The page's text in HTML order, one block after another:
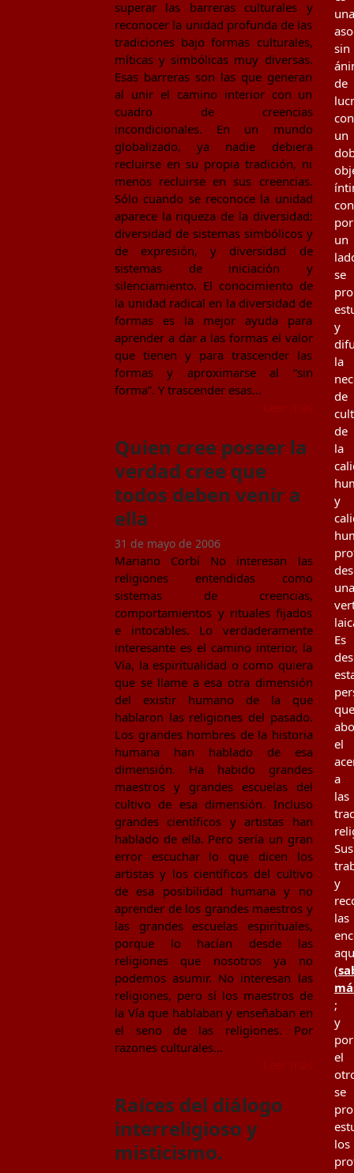
superar las barreras culturales y
reconocer la unidad profunda de las
tradiciones bajo formas culturales,
míticas y simbólicas muy diversas.
Esas barreras son las que generan
al unir el camino interior con un
cuadro de creencias
incondicionales. En un mundo
globalizado, ya nadie debiera
recluirse en su propia tradición, ni
menos recluirse en sus creencias.
Sólo cuando se reconoce la unidad
aparece la riqueza de la diversidad:
diversidad de sistemas simbólicos y
de expresión, y diversidad de
sistemas de iniciación y
silenciamiento. El conocimiento de
la unidad radical en la diversidad de
formas es la mejor ayuda para
aprender a dar a las formas el valor
que tienen y para trascender las
formas y aproximarse al “sin
forma”. Y trascender esas…
Quien cree poseer la
verdad cree que
todos deben venir a
ella
31 de mayo de 2006
Mariano Corbí No interesan las
religiones entendidas como
sistemas de creencias,
comportamientos y rituales fijados
e intocables. Lo verdaderamente
interesante es el camino interior, la
Vía, la espiritualidad o como quiera
que se llame a esa otra dimensión
del existir humano de la que
hablaron las religiones del pasado.
Los grandes hombres de la historia
humana han hablado de esa
dimensión. Ha habido grandes
maestros y grandes escuelas del
cultivo de esa dimensión. Incluso
grandes científicos y artistas han
hablado de ella. Pero sería un gran
error escuchar lo que dicen los
artistas y los científicos del cultivo
de esa posibilidad humana y no
aprender de los grandes maestros y
las grandes escuelas espirituales,
porque lo hacían desde las
religiones que nosotros ya no
podemos asumir. No interesan las
religiones, pero sí los maestros de
la Vía que hablaban y enseñaban en
el seno de las religiones. Por
razones culturales…
Raíces del diálogo
interreligioso y
misticismo.
una
sin
de
con
un
por
un
se
y
la
de
de
la
y
una
Es
que
el
a
las
Sus
y
las
(
;
y
por
el
se
los